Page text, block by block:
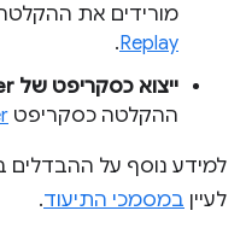
מורידים את
Replay
.
ייצוא כסקריפט של Puppeteer
ההקלטה כסקריפט
למידע נוסף על ההבדלים
לעיין במסמכי התיעוד.